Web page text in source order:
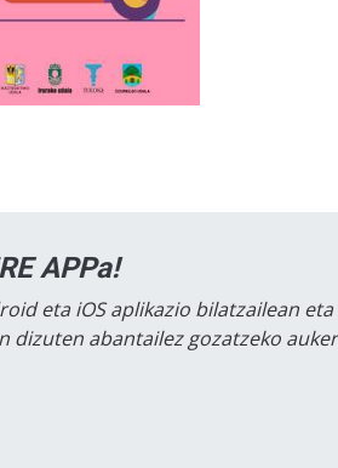
APPa!
eta iOS aplikazio bilatzailean
dizuten abantailez gozatzeko